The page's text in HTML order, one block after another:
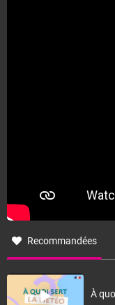
Recommandées
À